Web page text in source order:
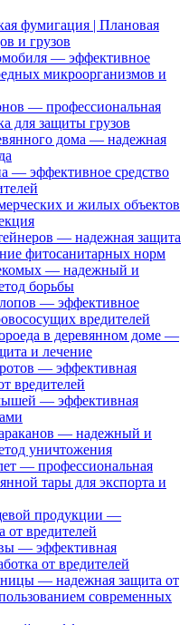
фумигация | Плановая
и грузов
— эффективное
микроорганизмов и
— профессиональная
для защиты грузов
дома — надежная
— эффективное средство
и жилых объектов
— надежная защита
фитосанитарных норм
— надежный и
борьбы
— эффективное
вредителей
в деревянном доме —
и лечение
— эффективная
вредителей
— эффективная
— надежный и
уничтожения
— профессиональная
тары для экспорта и
продукции —
от вредителей
— эффективная
от вредителей
— надежная защита от
современных